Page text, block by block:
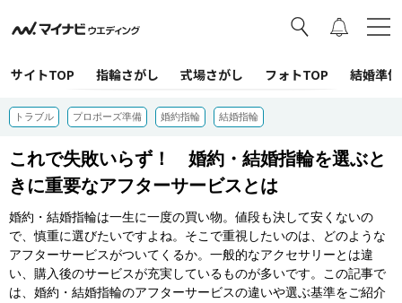
サイトTOP 指輪さがし 式場さがし フォトTOP 結婚準
トラブル プロポーズ準備 婚約指輪 結婚指輪
これで失敗いらず！ 婚約・結婚指輪を選ぶと
きに重要なアフターサービスとは
婚約・結婚指輪は一生に一度の買い物。値段も決して安くないの
で、慎重に選びたいですよね。そこで重視したいのは、どのような
アフターサービスがついてくるか。一般的なアクセサリーとは違
い、購入後のサービスが充実しているものが多いです。この記事で
は、婚約・結婚指輪のアフターサービスの違いや選ぶ基準をご紹介